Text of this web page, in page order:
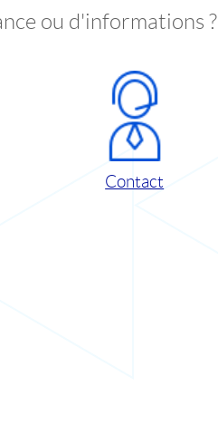
ou d'informations ?
Contact